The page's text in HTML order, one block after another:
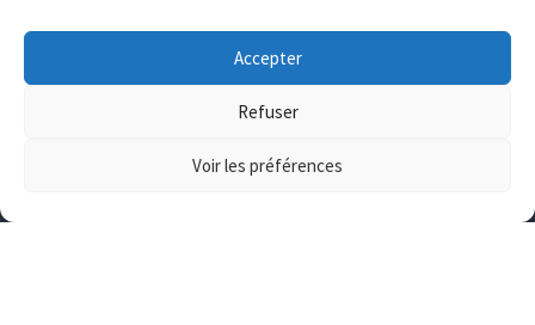
Accepter
Refuser
Voir les préférences